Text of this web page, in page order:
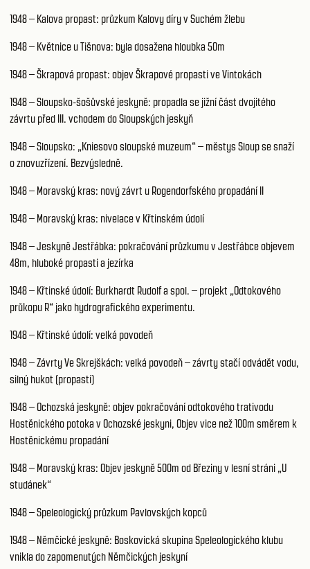
1948 – Kalova propast: průzkum Kalovy díry v Suchém žlebu
1948 – Květnice u Tišnova: byla dosažena hloubka 50m
1948 – Škrapová propast: objev Škrapové propasti ve Vintokách
1948 – Sloupsko-šošůvské jeskyně: propadla se jižní část dvojitého
závrtu před III. vchodem do Sloupských jeskyň
1948 – Sloupsko: „Kniesovo sloupské muzeum“ – městys Sloup se snaží
o znovuzřízení. Bezvýsledně.
1948 – Moravský kras: nový závrt u Rogendorfského propadání II
1948 – Moravský kras: nivelace v Křtinském údolí
1948 – Jeskyně Jestřábka: pokračování průzkumu v Jestřábce objevem
48m, hluboké propasti a jezírka
1948 – Křtinské údolí: Burkhardt Rudolf a spol. – projekt „Odtokového
průkopu R“ jako hydrografického experimentu.
1948 – Křtinské údolí: velká povodeň
1948 – Závrty Ve Skrejškách: velká povodeň – závrty stačí odvádět vodu,
silný hukot (propasti)
1948 – Ochozská jeskyně: objev pokračování odtokového trativodu
Hostěnického potoka v Ochozské jeskyni, Objev vice než 100m směrem k
Hostěnickému propadání
1948 – Moravský kras: Objev jeskyně 500m od Březiny v lesní stráni „U
studánek“
1948 – Speleologický průzkum Pavlovských kopců
1948 – Němčické jeskyně: Boskovická skupina Speleologického klubu
vnikla do zapomenutých Němčických jeskyní